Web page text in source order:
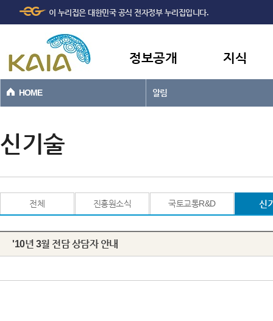
본문바로가기
이 누리집은 대한민국 공식 전자정부 누리집입니다.
정보공개 지식
HOME 알림
신기술
전체 진흥원소식 국토교통R&D 신
'10년 3월 전담 상담자 안내